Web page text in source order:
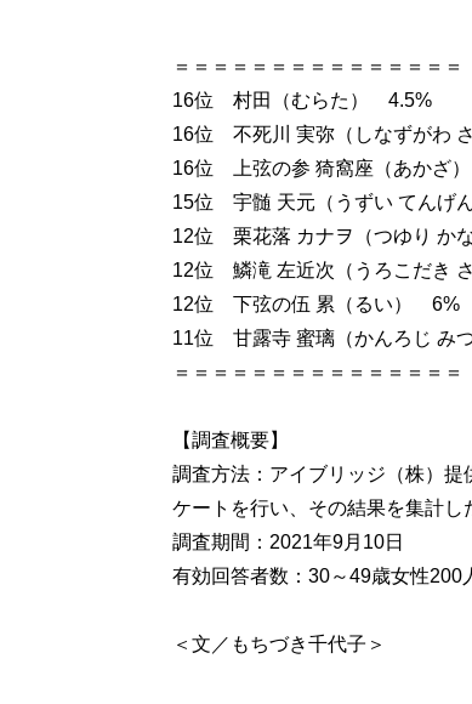
＝＝＝＝＝＝＝＝＝＝＝＝＝＝＝
16位 村田（むらた） 4.5%
16位 不死川 実弥（しなずがわ
16位 上弦の参 猗窩座（あかざ
15位 宇髄 天元（うずい てんげ
12位 栗花落 カナヲ（つゆり か
12位 鱗滝 左近次（うろこだき
12位 下弦の伍 累（るい） 6%
11位 甘露寺 蜜璃（かんろじ み
＝＝＝＝＝＝＝＝＝＝＝＝＝＝＝
【調査概要】
調査方法：アイブリッジ（株）
ケートを行い、その結果を集計し
調査期間：2021年9月10日
有効回答者数：30～49歳女性200
＜文／もちづき千代子＞